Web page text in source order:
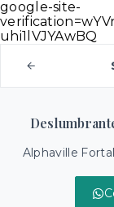
google-site-
uhi1lVJYAwBQ
Alphaville